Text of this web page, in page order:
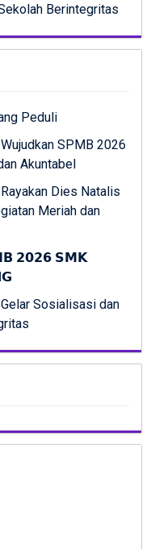
Berintegritas
Peduli
SPMB 2026
Akuntabel
Dies Natalis
Meriah dan
𝟮𝟬𝟮𝟲 𝗦𝗠𝗞
Sosialisasi dan